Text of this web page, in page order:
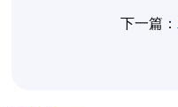
下一篇：